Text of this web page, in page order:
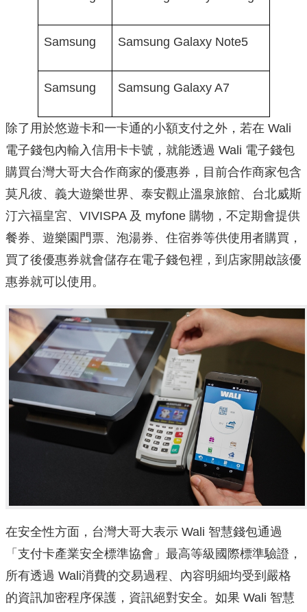
Samsung Samsung Galaxy Note5
Samsung Samsung Galaxy A7
除了用於悠遊卡和一卡通的小額支付之外，若在 Wali
電子錢包內輸入信用卡卡號，就能透過 Wali 電子錢包
購買台灣大哥大合作商家的優惠券，目前合作商家包含
莫凡彼、義大遊樂世界、泰安觀止溫泉旅館、台北威斯
汀六福皇宮、VIVISPA 及 myfone 購物，不定期會提供
餐券、遊樂園門票、泡湯券、住宿券等供使用者購買，
買了後優惠券就會儲存在電子錢包裡，到店家開啟該優
惠券就可以使用。
在安全性方面，台灣大哥大表示 Wali 智慧錢包通過
「支付卡產業安全標準協會」最高等級國際標準驗證，
所有透過 Wali消費的交易過程、內容明細均受到嚴格
的資訊加密程序保護，資訊絕對安全。如果 Wali 智慧